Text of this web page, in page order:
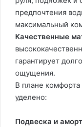
предпочтения
максимальный
Качественные
гарантирует
ощущения.
В плане
уделено:
Подвеска и